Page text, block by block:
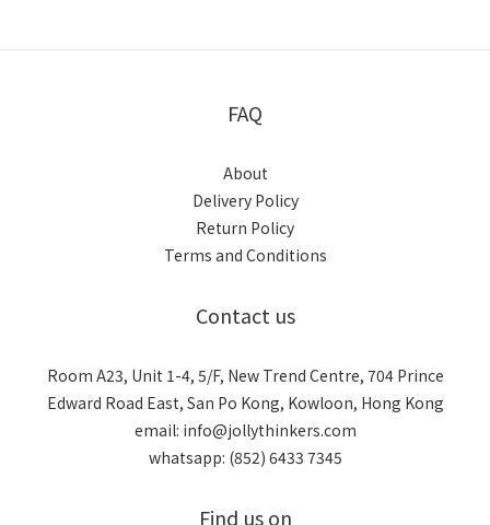
FAQ
About
Delivery Policy
Return Policy
Terms and Conditions
Contact us
Room A23, Unit 1-4, 5/F, New Trend Centre, 704 Prince
Edward Road East, San Po Kong, Kowloon, Hong Kong
email: info@jollythinkers.com
whatsapp: (852) 6433 7345
Find us on